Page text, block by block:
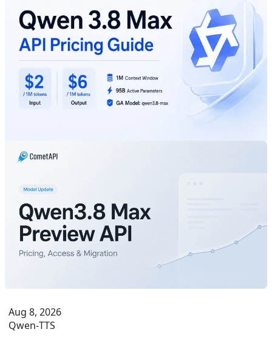
Qwen 3.8 Max API 料金: 入力 $2、出
力 $6、コンテキスト 1M
Qwen 3.8 Max は、入力あたり $2/M、出力あたり $6/M
の費用がかかります。キャッシュ費用、ツール費用、実
例、制限事項、そして Qwen 3.7 からの移行に関するアド
Aug 8, 2026
Qwen‑TTS